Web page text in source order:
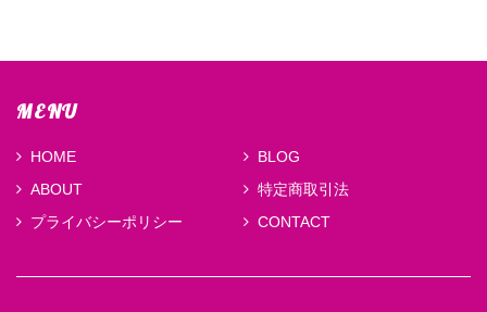
MENU
HOME
BLOG
ABOUT
特定商取引法
プライバシーポリシー
CONTACT